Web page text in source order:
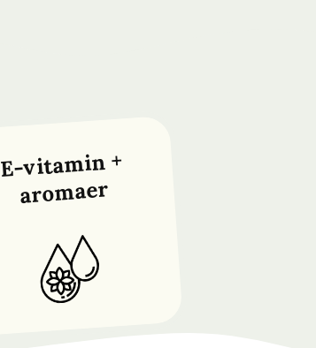
E-vitamin +
aromaer